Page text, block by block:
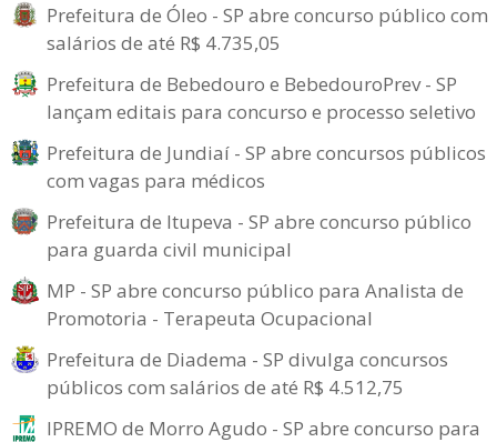
Prefeitura de Óleo - SP abre concurso público com
salários de até R$ 4.735,05
Prefeitura de Bebedouro e BebedouroPrev - SP
lançam editais para concurso e processo seletivo
Prefeitura de Jundiaí - SP abre concursos públicos
com vagas para médicos
Prefeitura de Itupeva - SP abre concurso público
para guarda civil municipal
MP - SP abre concurso público para Analista de
Promotoria - Terapeuta Ocupacional
Prefeitura de Diadema - SP divulga concursos
públicos com salários de até R$ 4.512,75
IPREMO de Morro Agudo - SP abre concurso para